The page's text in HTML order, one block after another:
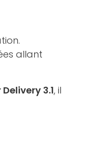
allant
3.1, il